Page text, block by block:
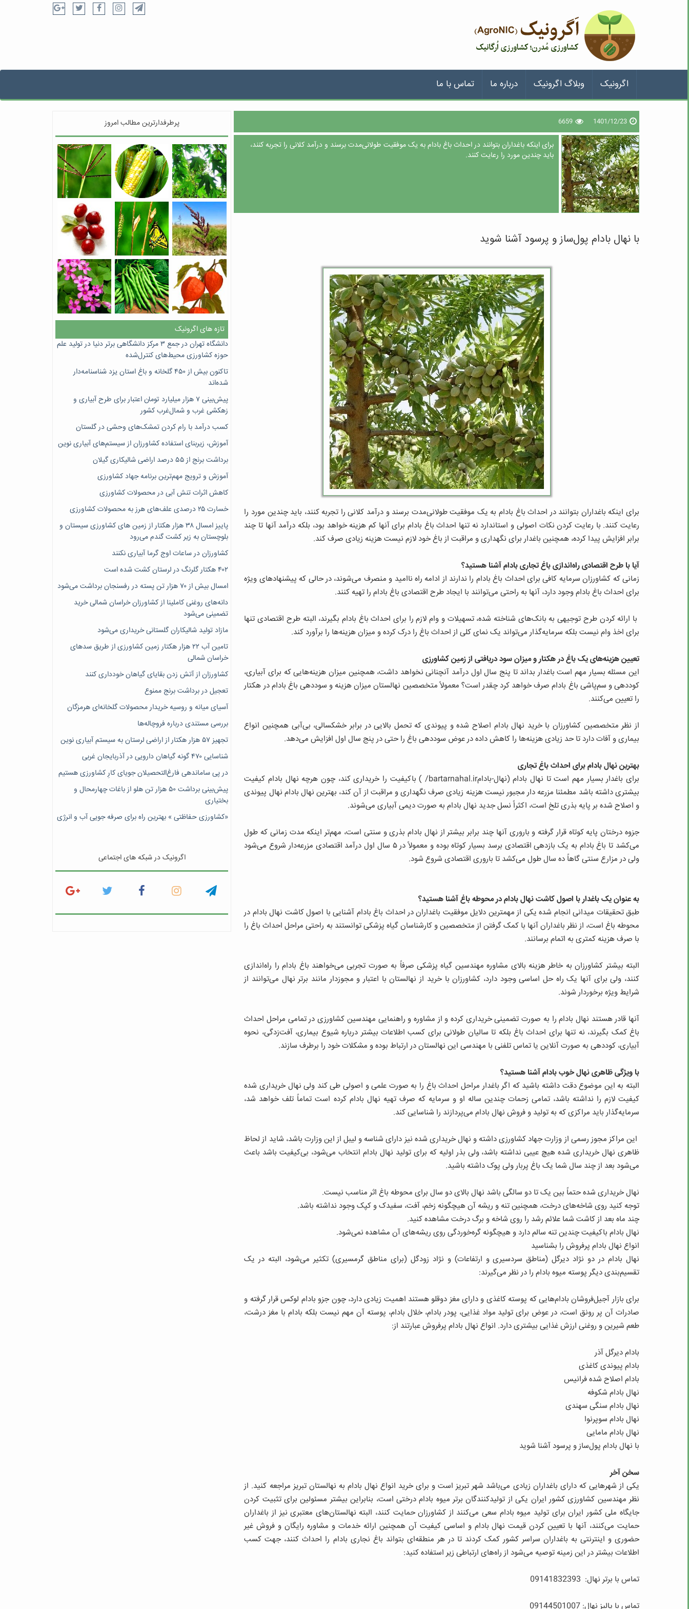
اگرونیک وبلاگ اگرونیک درباره ما تماس با ما
1401/12/23
6659
برای اینکه باغداران بتوانند در احداث باغ بادام به یک موفقیت طولانی‌مدت برسند و درآمد کلانی را تجربه کنند،
باید چندین مورد را رعایت کنند.
با نهال بادام پول‌ساز و پرسود آشنا شوید
برای اینکه باغداران بتوانند در احداث باغ بادام به یک موفقیت طولانی‌مدت برسند و درآمد کلانی را تجربه کنند، باید چندین مورد را
رعایت کنند. با رعایت کردن نکات اصولی و استاندارد نه تنها احداث باغ بادام برای آنها کم هزینه خواهد بود، بلکه درآمد آنها تا چند
برابر افزایش پیدا کرده، همچنین باغدار برای نگهداری و مراقبت از باغ خود لازم نیست هزینه زیادی صرف کند.
آیا با طرح اقتصادی راه‌اندازی باغ تجاری بادام آشنا هستید؟
زمانی که کشاورزان سرمایه کافی برای احداث باغ بادام را ندارند از ادامه راه ناامید و منصرف می‌شوند، در حالی که پیشنهادهای ویژه
برای احداث باغ بادام وجود دارد، آنها به راحتی می‌توانند با ایجاد طرح اقتصادی باغ بادام را تهیه کنند.
با ارائه کردن طرح توجیهی به بانک‌های شناخته شده، تسهیلات و وام لازم را برای احداث باغ بادام بگیرند، البته طرح اقتصادی تنها
برای اخذ وام نیست بلکه سرمایه‌گذار می‌تواند یک نمای کلی از احداث باغ را درک کرده و میزان هزینه‌ها را برآورد کند.
تعیین هزینه‌های یک باغ در هکتار و میزان سود دریافتی از زمین کشاورزی
این مسئله بسیار مهم است باغدار بداند تا پنج سال اول درآمد آنچنانی نخواهد داشت، همچنین میزان هزینه‌هایی که برای آبیاری،
کوددهی و سم‌پاشی باغ بادام صرف خواهد کرد چقدر است؟ معمولاً متخصصین نهالستان میزان هزینه و سوددهی باغ بادام در هکتار
را تعیین می‌کنند.
از نظر متخصصین کشاورزان با خرید نهال بادام اصلاح شده و پیوندی که تحمل بالایی در برابر خشکسالی، بی‌آبی همچنین انواع
بیماری و آفات دارد تا حد زیادی هزینه‌ها را کاهش داده در عوض سوددهی باغ را حتی در پنج سال اول افزایش می‌دهد.
بهترین نهال بادام برای احداث باغ تجاری
برای باغدار بسیار مهم است تا نهال بادام (نهال-بادامbartarnahal.ir/ ) باکیفیت را خریداری کند، چون هرچه نهال بادام کیفیت
بیشتری داشته باشد مطمئنا مزرعه دار مجبور نیست هزینه زیادی صرف نگهداری و مراقبت از آن کند، بهترین نهال بادام نهال پیوندی
و اصلاح شده بر پایه بذری تلخ است، اکثراً نسل جدید نهال بادام به صورت دیمی آبیاری می‌شوند.
جزوه درختان پایه کوتاه قرار گرفته و باروری آنها چند برابر بیشتر از نهال بادام بذری و سنتی است، مهم‌تر اینکه مدت زمانی که طول
می‌کشد تا باغ بادام به یک بازدهی اقتصادی برسد بسیار کوتاه بوده و معمولاً در ۵ سال اول درآمد اقتصادی مزرعه‌دار شروع می‌شود
ولی در مزارع سنتی گاهاً ده سال طول می‌کشد تا باروری اقتصادی شروع شود.
به عنوان یک باغدار با اصول کاشت نهال بادام در محوطه باغ آشنا هستید؟
طبق تحقیقات میدانی انجام شده یکی از مهمترین دلایل موفقیت باغداران در احداث باغ بادام آشنایی با اصول کاشت نهال بادام در
محوطه باغ است، از نظر باغداران آنها با کمک گرفتن از متخصصین و کارشناسان گیاه‌ پزشکی توانستند به راحتی مراحل احداث باغ را
با صرف هزینه کمتری به اتمام برسانند.
البته بیشتر کشاورزان به خاطر هزینه بالای مشاوره مهندسین گیاه پزشکی صرفاً به صورت تجربی می‌خواهند باغ بادام را راه‌اندازی
کنند، ولی برای آنها یک راه حل اساسی وجود دارد، کشاورزان با خرید از نهالستان با اعتبار و مجوزدار مانند برتر نهال می‌توانند از
شرایط ویژه برخوردار شوند.
آنها قادر هستند نهال بادام را به صورت تضمینی خریداری کرده و از مشاوره و راهنمایی مهندسین کشاورزی در تمامی مراحل احداث
باغ کمک بگیرند، نه تنها برای احداث باغ بلکه تا سالیان طولانی برای کسب اطلاعات بیشتر درباره شیوع بیماری، آفت‌زدگی، نحوه
آبیاری، کوددهی به صورت آنلاین یا تماس تلفنی با مهندسی این نهالستان در ارتباط بوده و مشکلات خود را برطرف سازند.
با ویژگی ظاهری نهال خوب بادام آشنا هستید؟
البته به این موضوع دقت داشته باشید که اگر باغدار مراحل احداث باغ را به صورت علمی و اصولی طی کند ولی نهال خریداری شده
کیفیت لازم را نداشته باشد، تمامی زحمات چندین ساله او و سرمایه که صرف تهیه نهال بادام کرده است تماماً تلف خواهد شد،
سرمایه‌گذار باید مراکزی که به تولید و فروش نهال بادام می‌پردازند را شناسایی کند.
این مراکز مجوز رسمی از وزارت جهاد کشاورزی داشته و نهال خریداری شده نیز دارای شناسه و لیبل از این وزارت باشد، شاید از لحاظ
ظاهری نهال خریداری شده هیچ عیبی نداشته باشد، ولی بذر اولیه که برای تولید نهال بادام انتخاب می‌شود، بی‌کیفیت باشد باعث
می‌شود بعد از چند سال شما یک باغ پربار ولی پوک داشته باشید.
نهال خریداری شده حتماً بین یک تا دو سالگی باشد نهال بالای دو سال برای محوطه باغ اثر مناسب نیست.
توجه کنید روی شاخه‌های درخت، همچنین تنه و ریشه آن هیچگونه زخم، آفت، سفیدک و کپک وجود نداشته باشد.
چند ماه بعد از کاشت شما علائم رشد را روی شاخه و برگ درخت مشاهده کنید.
نهال بادام باکیفیت چندین تنه سالم دارد و هیچگونه گره‌خوردگی روی ریشه‌های آن مشاهده نمی‌شود.
انواع نهال بادام پرفروش را بشناسید
نهال بادام در دو نژاد دیرگل (مناطق سردسیری و ارتفاعات) و نژاد زودگل (برای مناطق گرمسیری) تکثیر می‌شود، البته در یک
تقسیم‌بندی دیگر پوسته میوه بادام را در نظر می‌گیرند:
برای بازار آجیل‌فروشان بادام‌هایی که پوسته کاغذی و دارای مغز دوقلو هستند اهمیت زیادی دارد، چون جزو بادام لوکس قرار گرفته و
صادرات آن پر رونق است، در عوض برای تولید مواد غذایی، پودر بادام، خلال بادام، پوسته آن مهم نیست بلکه بادام با مغز درشت،
طعم شیرین و روغنی ارزش غذایی بیشتری دارد. انواع نهال بادام پرفروش عبارتند از:
بادام دیرگل آذر
بادام پیوندی کاغذی
بادام اصلاح شده فرانیس
نهال بادام شکوفه
نهال بادام سنگی سهندی
نهال بادام سوپرنوا
نهال بادام مامایی
با نهال بادام پول‌ساز و پرسود آشنا شوید
سخن آخر
یکی از شهرهایی که دارای باغداران زیادی می‌باشد شهر تبریز است و برای خرید انواع نهال بادام به نهالستان تبریز مراجعه کنید. از
نظر مهندسین کشاورزی کشور ایران یکی از تولیدکنندگان برتر میوه بادام درختی است، بنابراین بیشتر مسئولین برای تثبیت کردن
جایگاه ملی کشور ایران برای تولید میوه بادام سعی می‌کنند از کشاورزان حمایت کنند، البته نهالستان‌های معتبری نیز از باغداران
حمایت می‌کنند، آنها با تعیین کردن قیمت نهال بادام و اساسی کیفیت آن همچنین ارائه خدمات و مشاوره رایگان و فروش غیر
حضوری و اینترنتی به باغداران سراسر کشور کمک کردند تا در هر منطقه‌ای بتواند باغ نجاری بادام را احداث کنند، جهت کسب
اطلاعات بیشتر در این زمینه توصیه می‌شود از راه‌های ارتباطی زیر استفاده کنید:
تماس با برتر نهال: 09141832393
تماس با پالیز نهال: 09144501007
پرطرفدارترین مطالب امروز
تازه های اگرونیک
دانشگاه تهران در جمع ۳ مرکز دانشگاهی برتر دنیا در تولید علم
حوزه کشاورزی محیط‌های کنترل‌شده
تاکنون بیش از ۴۵۰ گلخانه و باغ استان یزد شناسنامه‌دار
شده‌اند
پیش‌بینی ۷‌ هزار میلیارد تومان اعتبار برای طرح آبیاری و
زهکشی غرب و شمال‌غرب کشور
کسب درآمد با رام کردن تمشک‌های وحشی در گلستان
آموزش، زیربنای استفاده کشاورزان از سیستم‌های آبیاری نوین
برداشت برنج از ۵۵ درصد اراضی شالیکاری گیلان
آموزش و ترویج مهم‌ترین برنامه جهاد کشاورزی
کاهش اثرات تنش آبی در محصولات کشاورزی
خسارت ۲۵ درصدی علف‌های هرز به محصولات کشاورزی
پاییز امسال ۳۸ هزار هکتار از زمین های کشاورزی سیستان و
بلوچستان به زیر کشت گندم می‌رود
کشاورزان در ساعات اوج گرما آبیاری نکنند
۴۰۲ هکتار گلرنگ در لرستان کشت شده است
امسال بیش از ۷۰ هزار تن پسته در رفسنجان برداشت می‌شود
دانه‌های روغنی کاملینا از کشاورزان خراسان شمالی خرید
تضمینی می‌شود
مازاد تولید شالیکاران گلستانی خریداری می‌شود
تامین آب ۲۲ هزار هکتار زمین کشاورزی از طریق سدهای
خراسان شمالی
کشاورزان از آتش زدن بقایای گیاهان خودداری کنند
تعجیل در برداشت برنج ممنوع
آسیای میانه و روسیه خریدار محصولات گلخانه‌ای هرمزگان
بررسی مستندی درباره فروچاله‌ها
تجهیز ۵۷ هزار هکتار از اراضی لرستان به سیستم آبیاری نوین
شناسایی ۴۷٠ گونه گیاهان دارویی در آذربایجان غربی
در پی ساماندهی فارغ‌التحصیلان جویای کارِ کشاورزی هستیم
پیش‎‌بینی برداشت ۵۰ هزار تن هلو از باغات چهارمحال و
بختیاری
«کشاورزی حفاظتی » بهترین راه برای صرفه جویی آب و انرژی
اگرونیک در شبکه های اجتماعی